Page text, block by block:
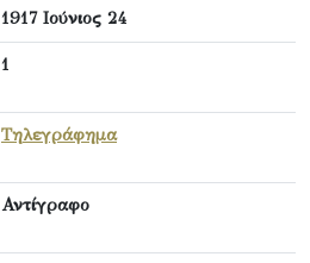
1917 Ιούνιος 24
1
Τηλεγράφημα
Αντίγραφο